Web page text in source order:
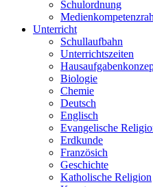
Schulordnung
Unterricht
Schullaufbahn
Unterrichtszeiten
Biologie
Chemie
Deutsch
Englisch
Evangelische
Erdkunde
Französich
Geschichte
Katholische Religion